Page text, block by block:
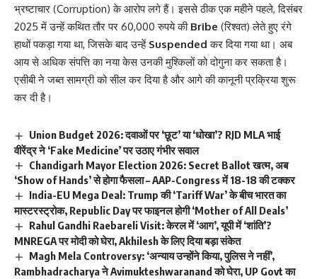
भ्रष्टाचार (Corruption) के आरोप लगे हैं। इससे ठीक एक महीने पहले, दिसंबर
2025 में उन्हें कथित तौर पर 60,000 रुपये की Bribe (रिश्वत) लेते हुए रंगे
हाथों पकड़ा गया था, जिसके बाद उन्हें Suspended कर दिया गया था। अब
आय से अधिक संपत्ति का नया केस उनकी मुश्किलों को दोगुना कर सकता है।
एसीबी ने जब्त सामग्री को सील कर दिया है और आगे की कानूनी प्रक्रिया शुरू
कर दी है।
Union Budget 2026: दवाओं पर ‘छूट’ या ‘धोखा’? RJD MLA भाई
वीरेंद्र ने ‘Fake Medicine’ पर उठाए गंभीर सवाल
Chandigarh Mayor Election 2026: Secret Ballot खत्म, अब
‘Show of Hands’ से होगा फैसला – AAP-Congress में 18-18 की टक्कर
India-EU Mega Deal: Trump की ‘Tariff War’ के बीच भारत का
मास्टरस्ट्रोक, Republic Day पर फाइनल होगी ‘Mother of All Deals’
Rahul Gandhi Raebareli Visit: केरल में ‘आग’, यूपी में ‘शांति’?
MNREGA पर मोदी को घेरा, Akhilesh के लिए दिया बड़ा संकेत
Magh Mela Controversy: ‘अन्याय उन्होंने किया, पुलिस ने नहीं’,
Rambhadracharya ने Avimukteshwaranand को घेरा, UP Govt का